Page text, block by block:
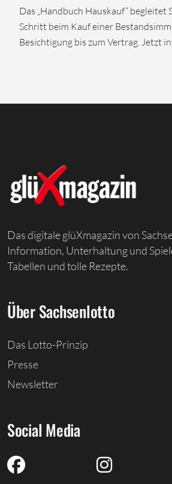
Das „Handbuch Hauskauf“ begleitet
Schritt beim Kauf einer
Besichtigung bis zum Vertrag. Jetzt
Das digitale glüXmagazin von
Information, Unterhaltung und
Tabellen und tolle Rezepte.
Über Sachsenlotto
Das Lotto-Prinzip
Presse
Newsletter
Social Media